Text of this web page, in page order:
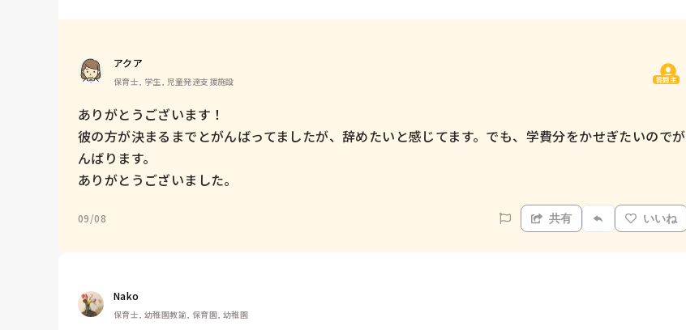
アクア
保育士, 学生, 児童発達支援施設 質問主
ありがとうございます！
彼の方が決まるまでとがんばってましたが、辞めたいと感じてます。でも、学費分をかせぎたいのでが
んばります。
ありがとうございました。
09/08 共有 いいね
Nako
保育士, 幼稚園教諭, 保育園, 幼稚園